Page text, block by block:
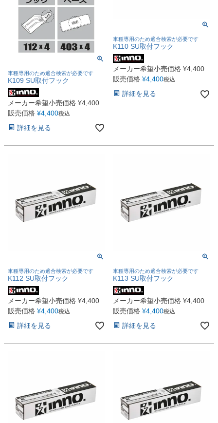
車種専用のため適合検索が必要です
K109 SU取付フック
メーカー希望小売価格 ¥4,400
販売価格 ¥4,400税込
詳細を見る
車種専用のため適合検索が必要です
K110 SU取付フック
メーカー希望小売価格 ¥4,400
販売価格 ¥4,400税込
詳細を見る
車種専用のため適合検索が必要です
K112 SU取付フック
メーカー希望小売価格 ¥4,400
販売価格 ¥4,400税込
詳細を見る
車種専用のため適合検索が必要です
K113 SU取付フック
メーカー希望小売価格 ¥4,400
販売価格 ¥4,400税込
詳細を見る